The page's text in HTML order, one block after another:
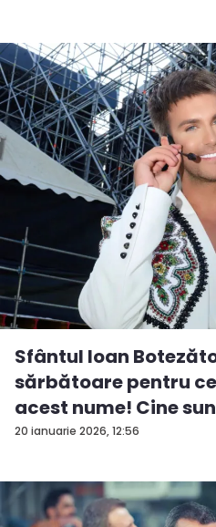
20 ianuarie 2026, 12:56
Sfântul Ioan
sărbătoare pentru
acest nume! Cine